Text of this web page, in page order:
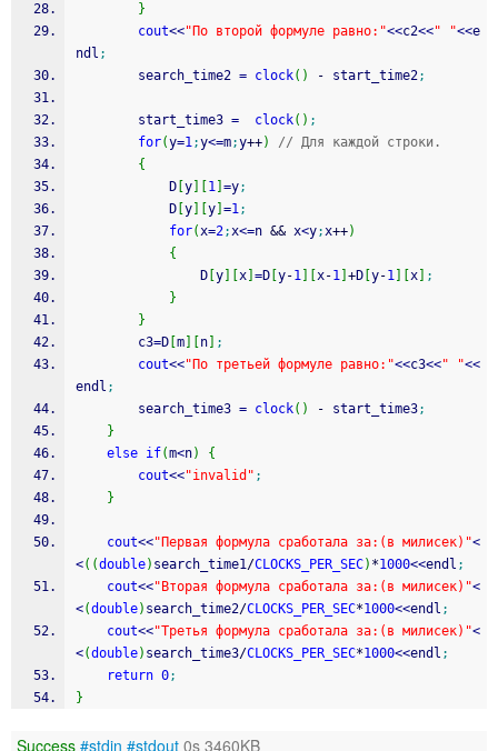
}
cout<<"По второй формуле равно:"<<c2<<" "<<e
ndl ;
		search_time2
= clock( ) - start_time2;
		start_time3
= clock( ) ;
for(y=1;y<=m;y++)
// Для каждой строки.
{
			D
y 1 =y;
			D
y y =1;
for(x=2;x<=n && x<y;x++)
{
				D
y x =D y-1 x-1 +D y-1 x
;
}
}
		c3
=D m n
;
cout<<"По третьей формyле равно:"<<c3<<" "<<
endl ;
		search_time3
= clock( ) - start_time3;
}
else if(m<n)
{
cout<<"invalid" ;
}
cout<<"Первая формула сработала за:(в милисек)"<
<( (double) search_time1/CLOCKS_PER_SEC) *1000<<endl ;
cout<<"Вторая формула сработала за:(в милисек)"<
<(double) search_time2/CLOCKS_PER_SEC*1000<<endl ;
cout<<"Третья формула сработала за:(в милисек)"<
<(double) search_time3/CLOCKS_PER_SEC*1000<<endl ;
return 0;
}
Success #stdin #stdout 0s 3460KB